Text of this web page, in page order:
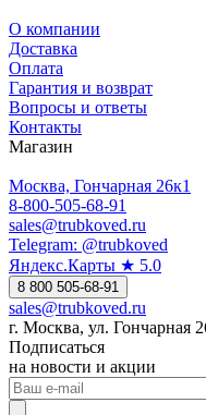
О компании
Доставка
Оплата
Гарантия и возврат
Вопросы и ответы
Контакты
Магазин
Москва, Гончарная 26к1
8-800-505-68-91
sales@trubkoved.ru
Telegram: @trubkoved
Яндекс.Карты ★ 5.0
8 800 505-68-91
sales@trubkoved.ru
г. Москва, ул. Гончарная
Подписаться
на новости и акции